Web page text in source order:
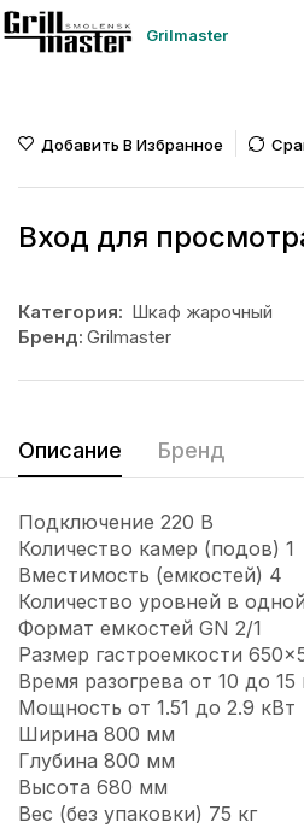
Grilmaster
Добавить В Избранное
Вход для
Категория: Шкаф жарочный
Бренд: Grilmaster
Описание Бренд
Подключение 220 В
Количество камер (подов) 1
Вместимость (емкостей) 4
Количество уровней в
Формат емкостей GN 2/1
Размер гастроемкости
Время разогрева от 10 до 15
Мощность от 1.51 до 2.9 кВт
Ширина 800 мм
Глубина 800 мм
Высота 680 мм
Вес (без упаковки) 75 кг